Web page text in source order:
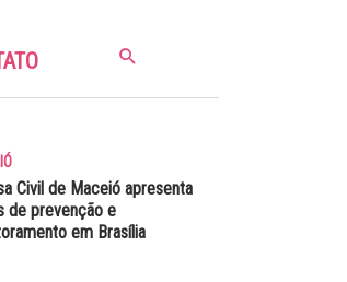
Civil de Maceió apresenta
de prevenção e
em Brasília